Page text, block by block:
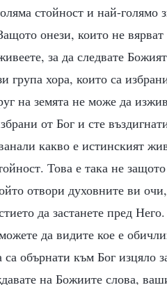
стойност и най-голямо
онези, които не
за да следвате
група хора, които са
на земята не може да
от Бог и сте
какво е истинският
Това е така не
отвори духовните ви
да застанете пред
да видите кое е
са обърнати към Бог изцяло
на Божиите слова,